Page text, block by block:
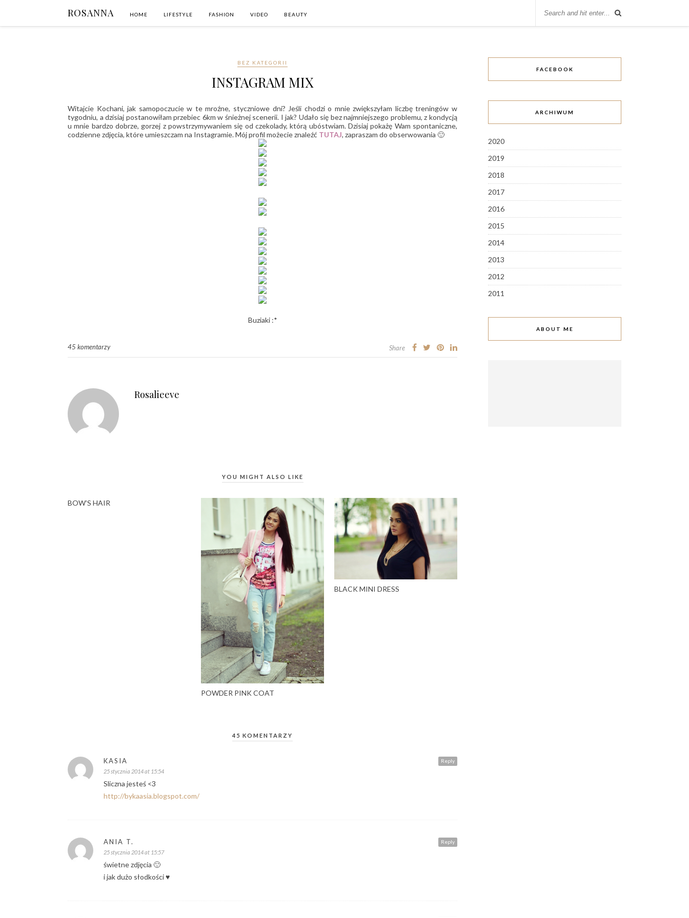
ROSANNA HOME LIFESTYLE FASHION VIDEO BEAUTY
BEZ KATEGORII
INSTAGRAM MIX
Witajcie Kochani, jak samopoczucie w te mroźne, styczniowe dni? Jeśli chodzi o mnie zwiększyłam liczbę treningów w
tygodniu, a dzisiaj postanowiłam przebiec 6km w śnieżnej scenerii. I jak? Udało się bez najmniejszego problemu, z kondycją
u mnie bardzo dobrze, gorzej z powstrzymywaniem się od czekolady, którą ubóstwiam. Dzisiaj pokażę Wam spontaniczne,
codzienne zdjęcia, które umieszczam na Instagramie. Mój profil możecie znaleźć TUTAJ, zapraszam do obserwowania 🙂
Buziaki :*
45 komentarzy Share
Rosalieeve
YOU MIGHT ALSO LIKE
BOW’S HAIR
POWDER PINK COAT
BLACK MINI DRESS
45 KOMENTARZY
Reply
KASIA
25 stycznia 2014 at 15:54
Sliczna jesteś <3
http://bykaasia.blogspot.com/
Reply
ANIA T.
25 stycznia 2014 at 15:57
świetne zdjęcia 🙂
i jak dużo słodkości ♥
FACEBOOK
ARCHIWUM
2020
2019
2018
2017
2016
2015
2014
2013
2012
2011
ABOUT ME